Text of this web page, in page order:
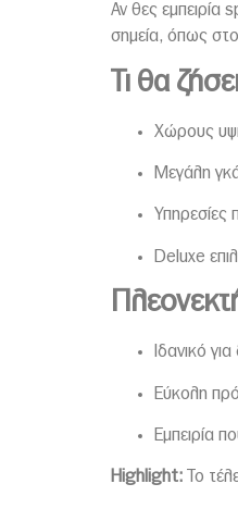
Αν θες εμπειρία
σημεία, όπως
Τι θα
Χώρους
Μεγάλη
Υπηρεσίες
Deluxe
Ιδανικό
Εύκολη
Εμπειρία
Highlight: Το